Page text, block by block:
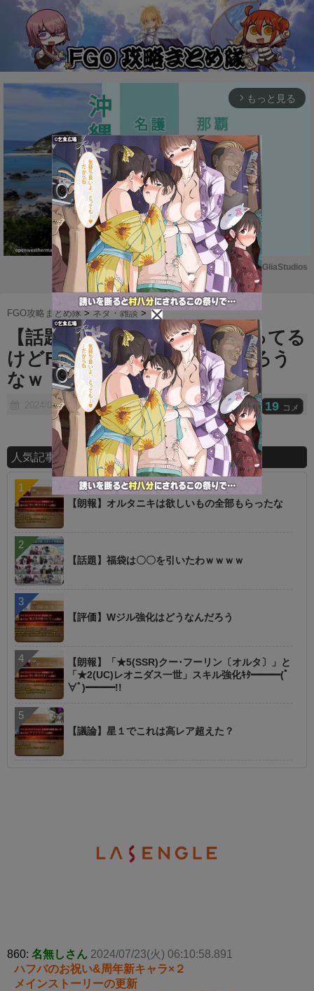
arrow_forward_ios もっと見る
M
u
t
e
Powered by GliaStudios
FGO攻略まとめ隊 >ネタ・雑談 >
【話題】ブルアカが盛り上がってる
けどFGOの周年どうなるんだろう
なｗ
2024/07/23 19 コメ
人気記事ランキング
【朗報】オルタニキは欲しいもの全部もらったな
【話題】福袋は〇〇を引いたわｗｗｗｗ
【評価】Wジル強化はどうなんだろう
【朗報】「★5(SSR)クー･フーリン〔オルタ〕」と
「★2(UC)レオニダス一世」スキル強化ｷﾀ━━━(ﾟ
∀ﾟ)━━━!!
【議論】星１でこれは高レア超えた？
860: 名無しさん 2024/07/23(火) 06:10:58.891
ハフバのお祝い&周年新キャラ×２
メインストーリーの更新